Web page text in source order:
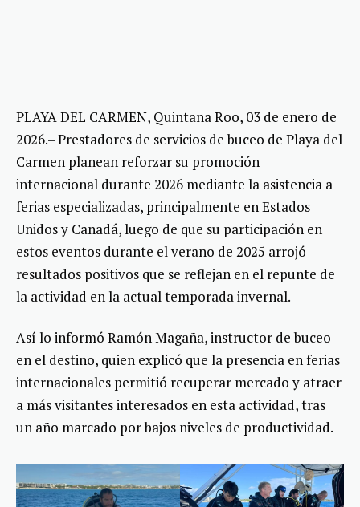
PLAYA DEL CARMEN, Quintana Roo, 03 de enero de
2026.– Prestadores de servicios de buceo de Playa del
Carmen planean reforzar su promoción
internacional durante 2026 mediante la asistencia a
ferias especializadas, principalmente en Estados
Unidos y Canadá, luego de que su participación en
estos eventos durante el verano de 2025 arrojó
resultados positivos que se reflejan en el repunte de
la actividad en la actual temporada invernal.
Así lo informó Ramón Magaña, instructor de buceo
en el destino, quien explicó que la presencia en ferias
internacionales permitió recuperar mercado y atraer
a más visitantes interesados en esta actividad, tras
un año marcado por bajos niveles de productividad.